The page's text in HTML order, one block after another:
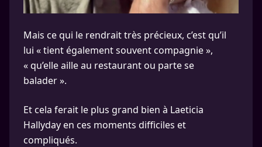
Mais ce qui le rendrait très précieux, c’est qu’il
lui « tient également souvent compagnie »,
« qu’elle aille au restaurant ou parte se
balader ».
Et cela ferait le plus grand bien à Laeticia
Hallyday en ces moments difficiles et
compliqués.